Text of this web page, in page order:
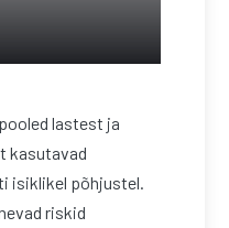
lastest ja
kasutavad
isiklikel põhjustel.
riskid